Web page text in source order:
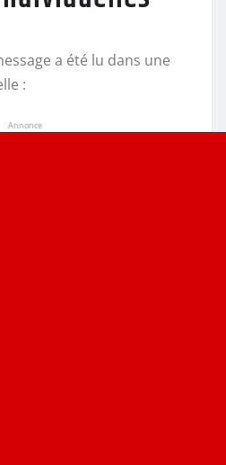
a été lu dans une
:
Annonce